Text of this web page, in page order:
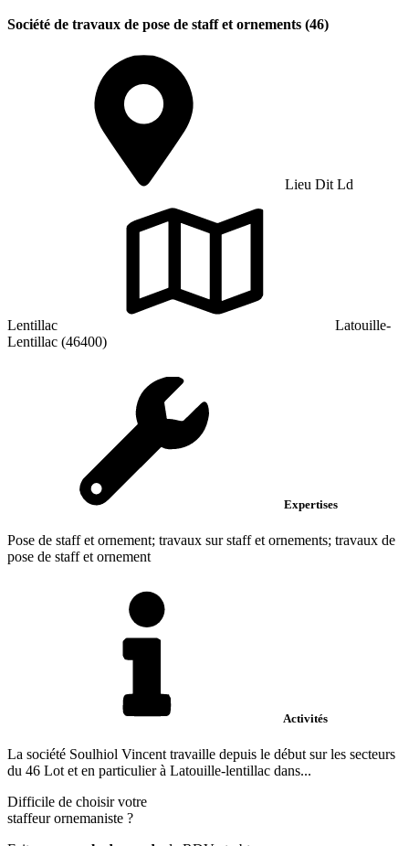
Société de travaux de pose de staff et ornements (46)
Lieu Dit Ld
Lentillac
Latouille-
Lentillac (46400)
Expertises
Pose de staff et ornement; travaux sur staff et ornements; travaux de
pose de staff et ornement
Activités
La société Soulhiol Vincent travaille depuis le début sur les secteurs
du 46 Lot et en particulier à Latouille-lentillac dans...
Difficile de choisir votre
staffeur ornemaniste ?